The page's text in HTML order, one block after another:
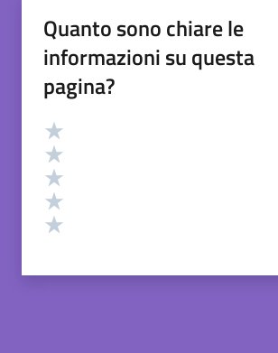
Quanto sono chiare le
informazioni su questa
pagina?
Valutazione